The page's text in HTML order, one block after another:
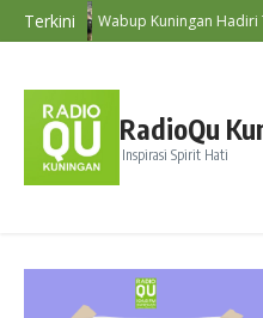
Lewati ke konten
Terkini Wabup Kuningan Hadiri
RadioQu
Inspirasi Spirit Hati